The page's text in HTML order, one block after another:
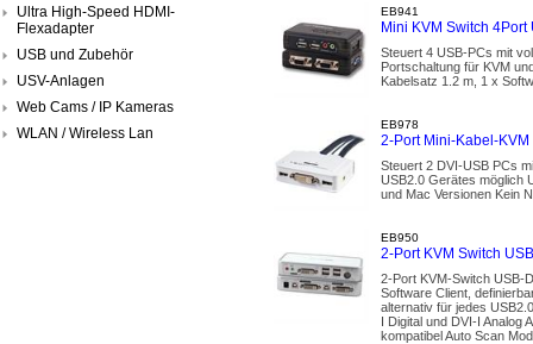
Ultra High-Speed HDMI-
Flexadapter
USB und Zubehör
USV-Anlagen
Web Cams / IP Kameras
WLAN / Wireless Lan
EB941
Mini KVM Switch 4Port
Steuert 4 USB-PCs mit
Portschaltung für KVM
Kabelsatz 1.2 m, 1 x
EB978
2-Port Mini-Kabel-
Steuert 2 DVI-USB PCs
USB2.0 Gerätes möglich
und Mac Versionen Kein
EB950
2-Port KVM Switch
2-Port KVM-Switch USB-
Software Client,
alternativ für jedes
I Digital und DVI-I Analog
kompatibel Auto Scan